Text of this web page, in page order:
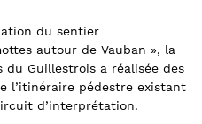
du sentier
autour de Vauban », la
du Guillestrois a réalisée des
l’itinéraire pédestre existant
d’interprétation.